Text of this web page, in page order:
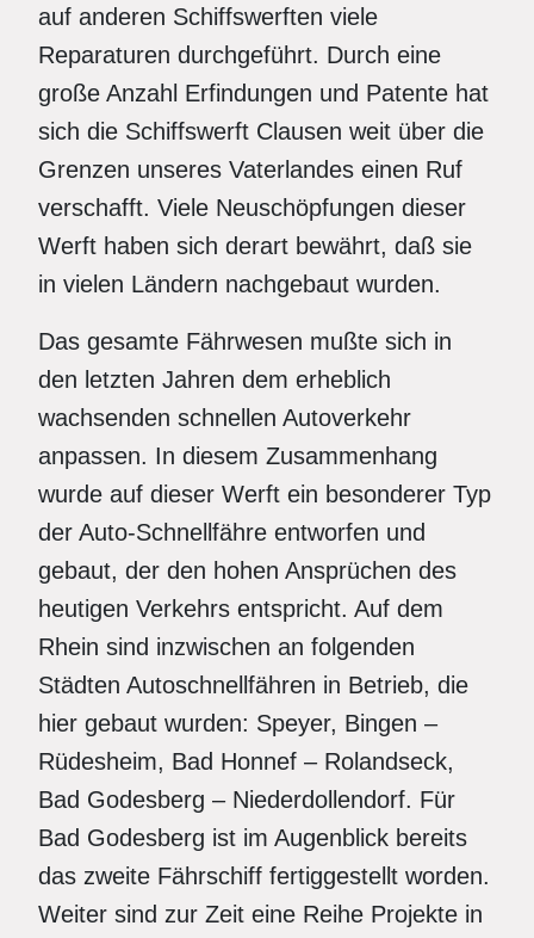
auf anderen Schiffswerften viele
Reparaturen durchgeführt. Durch eine
große Anzahl Erfindungen und Patente hat
sich die Schiffswerft Clausen weit über die
Grenzen unseres Vaterlandes einen Ruf
verschafft. Viele Neuschöpfungen dieser
Werft haben sich derart bewährt, daß sie
in vielen Ländern nachgebaut wurden.
Das gesamte Fährwesen mußte sich in
den letzten Jahren dem erheblich
wachsenden schnellen Autoverkehr
anpassen. In diesem Zusammenhang
wurde auf dieser Werft ein besonderer Typ
der Auto-Schnellfähre entworfen und
gebaut, der den hohen Ansprüchen des
heutigen Verkehrs entspricht. Auf dem
Rhein sind inzwischen an folgenden
Städten Autoschnellfähren in Betrieb, die
hier gebaut wurden: Speyer, Bingen –
Rüdesheim, Bad Honnef – Rolandseck,
Bad Godesberg – Niederdollendorf. Für
Bad Godesberg ist im Augenblick bereits
das zweite Fährschiff fertiggestellt worden.
Weiter sind zur Zeit eine Reihe Projekte in